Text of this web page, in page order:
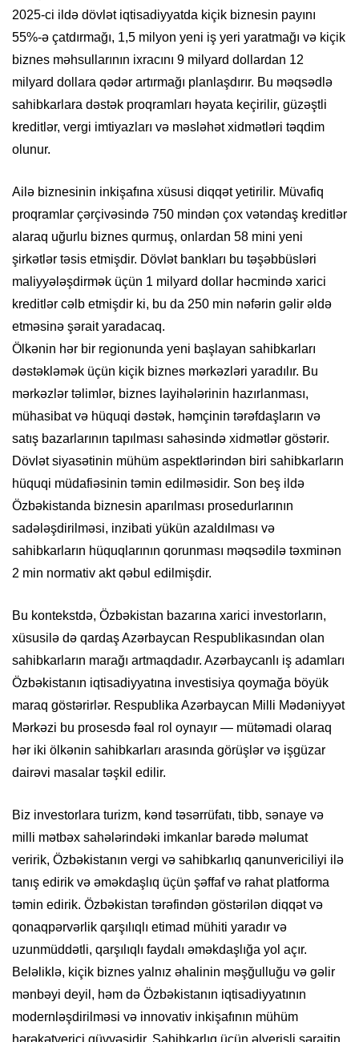
2025-ci ildə dövlət iqtisadiyyatda kiçik biznesin payını
55%-ə çatdırmağı, 1,5 milyon yeni iş yeri yaratmağı və kiçik
biznes məhsullarının ixracını 9 milyard dollardan 12
milyard dollara qədər artırmağı planlaşdırır. Bu məqsədlə
sahibkarlara dəstək proqramları həyata keçirilir, güzəştli
kreditlər, vergi imtiyazları və məsləhət xidmətləri təqdim
olunur.
Ailə biznesinin inkişafına xüsusi diqqət yetirilir. Müvafiq
proqramlar çərçivəsində 750 mindən çox vətəndaş kreditlər
alaraq uğurlu biznes qurmuş, onlardan 58 mini yeni
şirkətlər təsis etmişdir. Dövlət bankları bu təşəbbüsləri
maliyyələşdirmək üçün 1 milyard dollar həcmində xarici
kreditlər cəlb etmişdir ki, bu da 250 min nəfərin gəlir əldə
etməsinə şərait yaradacaq.
Ölkənin hər bir regionunda yeni başlayan sahibkarları
dəstəkləmək üçün kiçik biznes mərkəzləri yaradılır. Bu
mərkəzlər təlimlər, biznes layihələrinin hazırlanması,
mühasibat və hüquqi dəstək, həmçinin tərəfdaşların və
satış bazarlarının tapılması sahəsində xidmətlər göstərir.
Dövlət siyasətinin mühüm aspektlərindən biri sahibkarların
hüquqi müdafiəsinin təmin edilməsidir. Son beş ildə
Özbəkistanda biznesin aparılması prosedurlarının
sadələşdirilməsi, inzibati yükün azaldılması və
sahibkarların hüquqlarının qorunması məqsədilə təxminən
2 min normativ akt qəbul edilmişdir.
Bu kontekstdə, Özbəkistan bazarına xarici investorların,
xüsusilə də qardaş Azərbaycan Respublikasından olan
sahibkarların marağı artmaqdadır. Azərbaycanlı iş adamları
Özbəkistanın iqtisadiyyatına investisiya qoymağa böyük
maraq göstərirlər. Respublika Azərbaycan Milli Mədəniyyət
Mərkəzi bu prosesdə fəal rol oynayır — mütəmadi olaraq
hər iki ölkənin sahibkarları arasında görüşlər və işgüzar
dairəvi masalar təşkil edilir.
Biz investorlara turizm, kənd təsərrüfatı, tibb, sənaye və
milli mətbəx sahələrindəki imkanlar barədə məlumat
veririk, Özbəkistanın vergi və sahibkarlıq qanunvericiliyi ilə
tanış edirik və əməkdaşlıq üçün şəffaf və rahat platforma
təmin edirik. Özbəkistan tərəfindən göstərilən diqqət və
qonaqpərvərlik qarşılıqlı etimad mühiti yaradır və
uzunmüddətli, qarşılıqlı faydalı əməkdaşlığa yol açır.
Beləliklə, kiçik biznes yalnız əhalinin məşğulluğu və gəlir
mənbəyi deyil, həm də Özbəkistanın iqtisadiyyatının
modernləşdirilməsi və innovativ inkişafının mühüm
hərəkətverici qüvvəsidir. Sahibkarlıq üçün əlverişli şəraitin